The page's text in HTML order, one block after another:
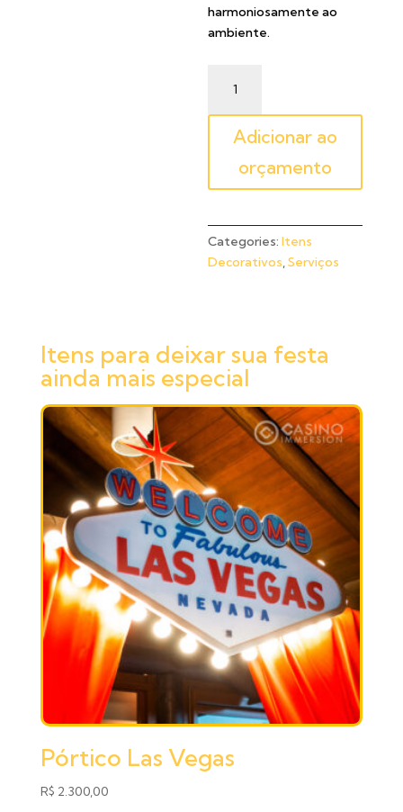
harmoniosamente ao
ambiente.
Adicionar ao
orçamento
Categories:Itens
Decorativos,Serviços
Itens para deixar sua festa
ainda mais especial
Pórtico Las Vegas
R$ 2.300,00